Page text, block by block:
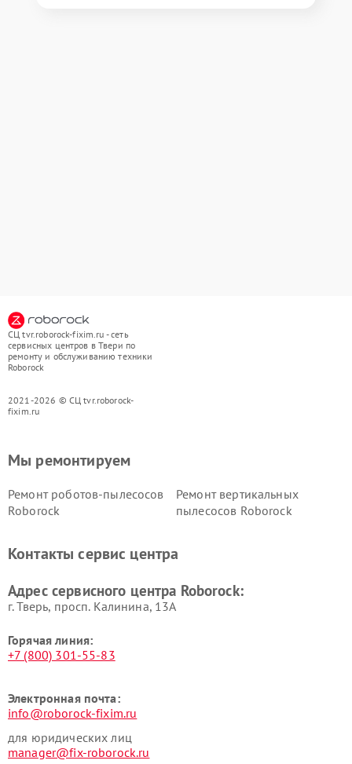
СЦ tvr.roborock-fixim.ru - сеть
сервисных центров в Твери по
ремонту и обслуживанию техники
Roborock
2021-2026 © СЦ tvr.roborock-
fixim.ru
Мы ремонтируем
Ремонт роботов-пылесосов
Roborock
Ремонт вертикальных
пылесосов Roborock
Контакты сервис центра
Адрес сервисного центра Roborock:
г. Тверь, просп. Калинина, 13А
Горячая линия:
+7 (800) 301-55-83
Электронная почта:
info@roborock-fixim.ru
для юридических лиц
manager@fix-roborock.ru